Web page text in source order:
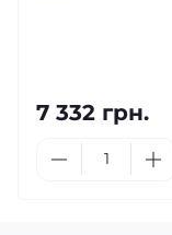
7 332 грн.